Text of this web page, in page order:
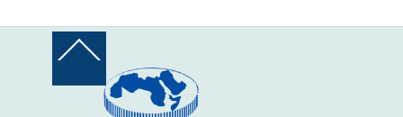
Back
Top